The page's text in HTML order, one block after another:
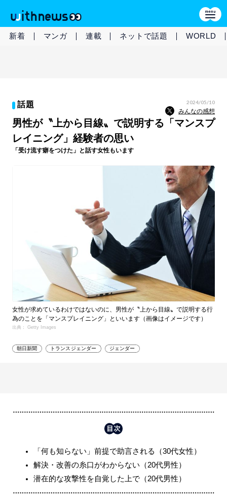
新着 マンガ 連載 ネットで話題 WORLD
話題 2024/05/10
みんなの感想
男性が〝上から目線〟で説明する「マンスプ
レイニング」経験者の思い
「受け流す癖をつけた」と話す女性もいます
女性が求めているわけではないのに、男性が〝上から目線〟で説明する行
為のことを「マンスプレイニング」といいます（画像はイメージです）
出典： Getty Images
朝日新聞 トランスジェンダー ジェンダー
「何も知らない」前提で助言される（30代女性）
解決・改善の糸口がわからない（20代男性）
潜在的な攻撃性を自覚した上で（20代男性）